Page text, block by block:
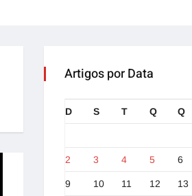
Artigos por Data
D S T Q Q
2 3 4 5 6
9 10 11 12 13